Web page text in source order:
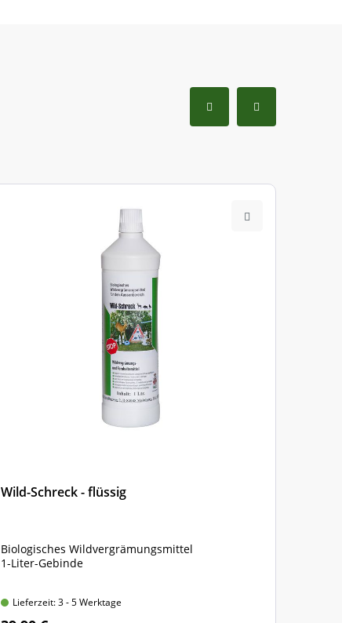
Wild-Schreck - flüssig
Biologisches Wildvergrämungsmittel
1-Liter-Gebinde
Lieferzeit: 3 - 5 Werktage